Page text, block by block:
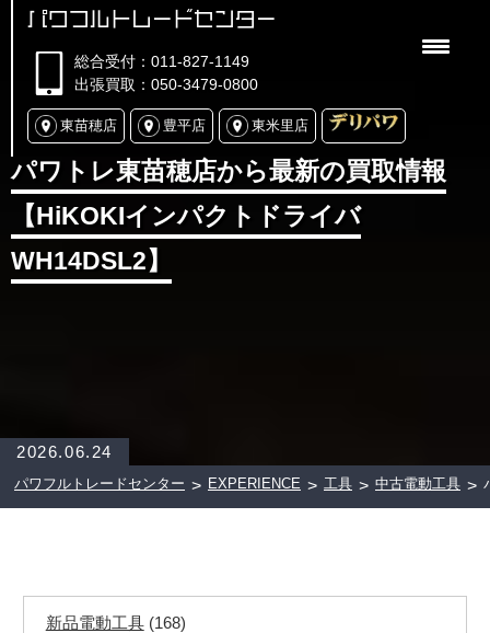
パワフルトレードセンター
総合受付：011-827-1149
出張買取：050-3479-0800
東苗穂店 豊平店 東米里店
パワトレ東苗穂店から最新の買取情報
【HiKOKIインパクトドライバ
WH14DSL2】
2026.06.24
パワフルトレードセンター > EXPERIENCE > 工具 > 中古電動工具 >
新品電動工具(168)